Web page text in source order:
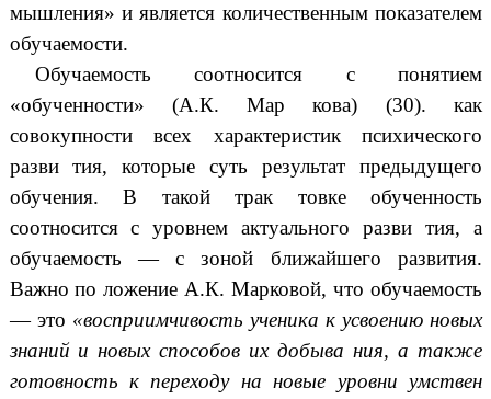
мышления» и является количественным показателем
обучаемости.
Обучаемость соотносится с понятием
«обученности» (А.К. Мар кова) (30). как
совокупности всех характеристик психического
разви тия, которые суть результат предыдущего
обучения. В такой трак товке обученность
соотносится с уровнем актуального разви тия, а
обучаемость — с зоной ближайшего развития.
Важно по ложение А.К. Марковой, что обучаемость
— это «восприимчивость ученика к усвоению новых
знаний и новых способов их добыва ния, а также
готовность к переходу на новые уровни умствен